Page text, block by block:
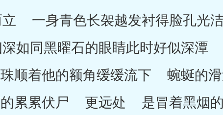
一身青色长袈越发衬得脸孔光
同黑曜石的眼睛此时好似深潭
顺着他的额角缓缓流下 蜿蜒的
累累伏尸 更远处 是冒着黑烟